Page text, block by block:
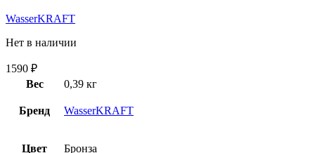
WasserKRAFT
Нет в наличии
1590 ₽
Вес
0,39 кг
Бренд WasserKRAFT
Цвет Бронза